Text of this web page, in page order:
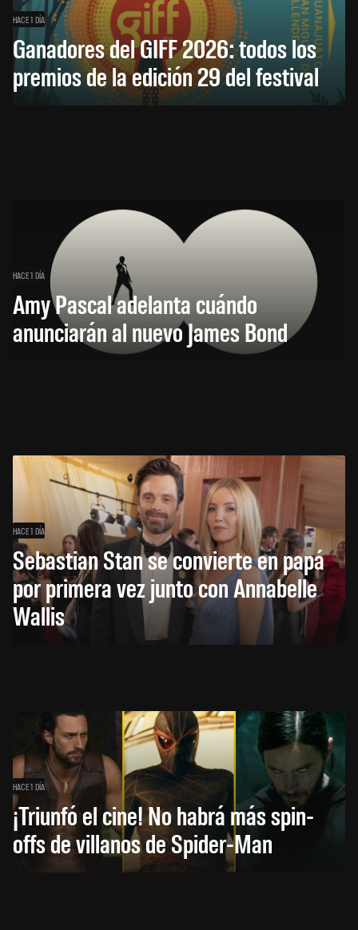
HACE 1 DÍA
Ganadores del GIFF 2026: todos los
premios de la edición 29 del festival
HACE 1 DÍA
Amy Pascal adelanta cuándo
anunciarán al nuevo James Bond
HACE 1 DÍA
Sebastian Stan se convierte en papá
por primera vez junto con Annabelle
Wallis
HACE 1 DÍA
¡Triunfó el cine! No habrá más spin-
offs de villanos de Spider-Man